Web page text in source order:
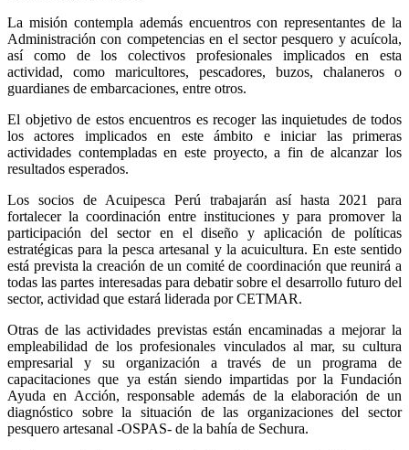
La misión contempla además encuentros con representantes de la
Administración con competencias en el sector pesquero y acuícola,
así como de los colectivos profesionales implicados en esta
actividad, como maricultores, pescadores, buzos, chalaneros o
guardianes de embarcaciones, entre otros.
El objetivo de estos encuentros es recoger las inquietudes de todos
los actores implicados en este ámbito e iniciar las primeras
actividades contempladas en este proyecto, a fin de alcanzar los
resultados esperados.
Los socios de Acuipesca Perú trabajarán así hasta 2021 para
fortalecer la coordinación entre instituciones y para promover la
participación del sector en el diseño y aplicación de políticas
estratégicas para la pesca artesanal y la acuicultura. En este sentido
está prevista la creación de un comité de coordinación que reunirá a
todas las partes interesadas para debatir sobre el desarrollo futuro del
sector, actividad que estará liderada por CETMAR.
Otras de las actividades previstas están encaminadas a mejorar la
empleabilidad de los profesionales vinculados al mar, su cultura
empresarial y su organización a través de un programa de
capacitaciones que ya están siendo impartidas por la Fundación
Ayuda en Acción, responsable además de la elaboración de un
diagnóstico sobre la situación de las organizaciones del sector
pesquero artesanal -OSPAS- de la bahía de Sechura.